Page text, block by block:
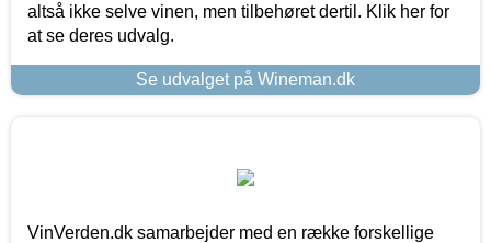
altså ikke selve vinen, men tilbehøret dertil. Klik her for
at se deres udvalg.
Se udvalget på Wineman.dk
VinVerden.dk samarbejder med en række forskellige